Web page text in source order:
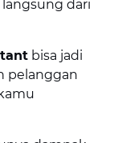
langsung dari
bisa jadi
pelanggan